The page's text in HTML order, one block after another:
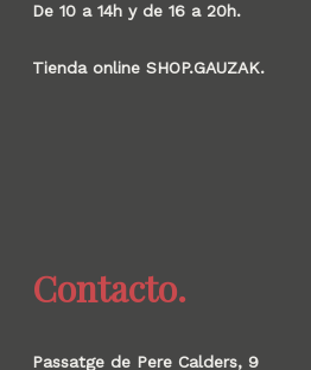
De 10 a 14h y de 16 a 20h.
Tienda online SHOP.GAUZAK.
Contacto.
Passatge de Pere Calders, 9